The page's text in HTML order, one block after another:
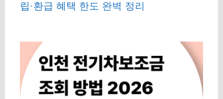
립·환급 혜택 한도 완벽 정리